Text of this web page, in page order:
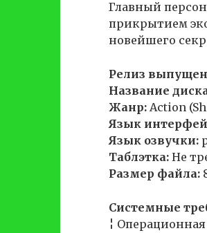
Главный
прикрытием
новейшего
Релиз
Название
Жанр: Action
Язык
Язык озвучки:
Таблэтка: Не
Размер файла:
Системные
¦